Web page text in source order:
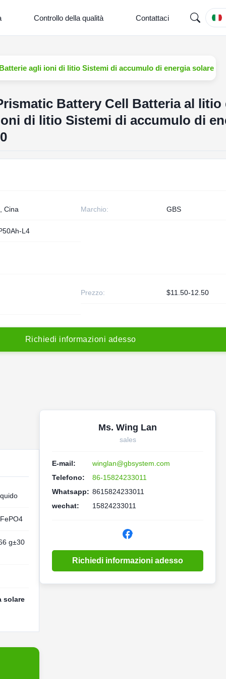
Controllo della qualità Contattaci
agli ioni di litio Sistemi di accumulo di energia solare
Battery Cell Batteria al litio
di litio Sistemi di accumulo di
Cina Marchio: GBS
L4
Prezzo: $11.50-12.50
Richiedi informazioni adesso
g±30
solare
Ms. Wing Lan
sales
E-mail:
winglan@gbsystem.com
Telefono:
86-15824233011
Whatsapp: 8615824233011
wechat:
15824233011
Richiedi informazioni adesso